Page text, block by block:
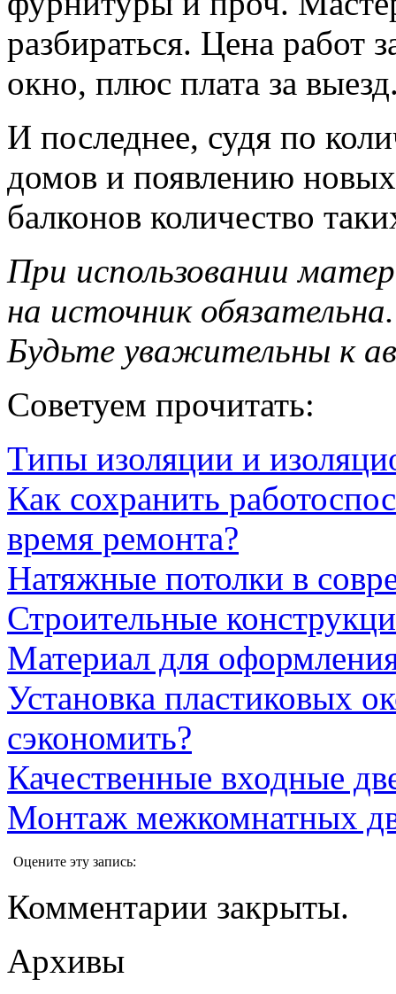
разбираться. Цена работ
окно, плюс плата за
И последнее, судя по
домов и появлению
балконов количество
При использовании
на источник обязательна.
Будьте уважительны к
Советуем прочитать:
Типы изоляции и
Как сохранить
время ремонта?
Натяжные потолки в
Строительные
Материал для
Установка пластиковых
сэкономить?
Качественные входные
Монтаж межкомнатных
Оцените эту запись:
Комментарии закрыты.
Архивы